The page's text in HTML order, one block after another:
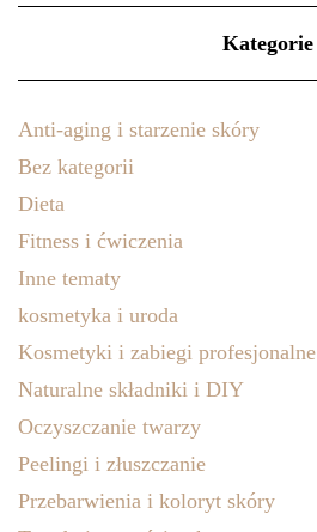
Kategorie
Anti-aging i starzenie skóry
Bez kategorii
Dieta
Fitness i ćwiczenia
Inne tematy
kosmetyka i uroda
Kosmetyki i zabiegi profesjonalne
Naturalne składniki i DIY
Oczyszczanie twarzy
Peelingi i złuszczanie
Przebarwienia i koloryt skóry